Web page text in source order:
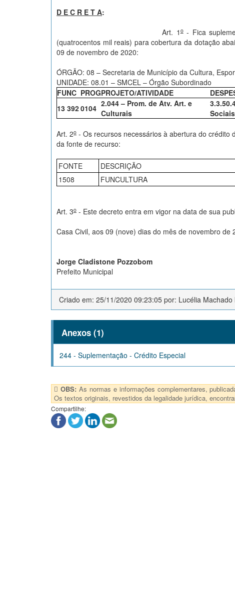
D E C R E T A:
Art. 1o- Fica
(quatrocentos mil reais) para cobertura da dotação
09 de novembro de 2020:
ÓRGÃO: 08 – Secretaria de Município da Cultura,
UNIDADE: 08.01 – SMCEL – Órgão Subordinado
FUNC PROGPROJETO/ATIVIDADE
13 3920104 2.044 – Prom. de Atv. Art. e
Culturais
Sociais
Art. 2o - Os recursos necessários à abertura do crédito
da fonte de recurso:
FONTE DESCRIÇÃO
1508
FUNCULTURA
Art. 3o - Este decreto entra em vigor na data de sua
Casa Civil, aos 09 (nove) dias do mês de novembro de
Jorge Cladistone Pozzobom
Prefeito Municipal
Criado em: 25/11/2020 09:23:05 por: Lucélia Machado
Anexos (1)
244 - Suplementação - Crédito Especial
OBS: As normas e informações complementares,
Os textos originais, revestidos da legalidade jurídica,
Compartilhe: